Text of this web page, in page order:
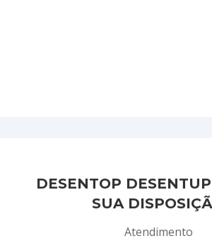
DESENTOP
SUA
Atendimento